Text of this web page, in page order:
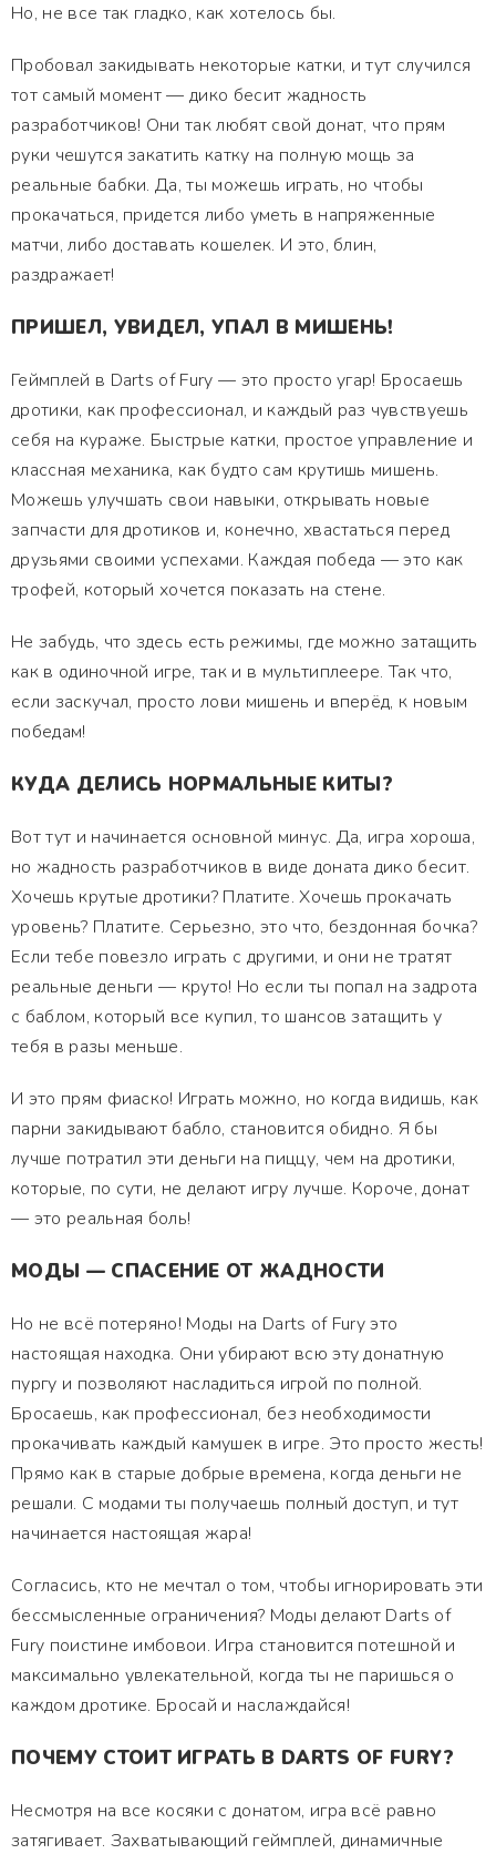
Но, не все так гладко, как хотелось бы.
Пробовал закидывать некоторые катки, и тут случился
тот самый момент — дико бесит жадность
разработчиков! Они так любят свой донат, что прям
руки чешутся закатить катку на полную мощь за
реальные бабки. Да, ты можешь играть, но чтобы
прокачаться, придется либо уметь в напряженные
матчи, либо доставать кошелек. И это, блин,
раздражает!
ПРИШЕЛ, УВИДЕЛ, УПАЛ В МИШЕНЬ!
Геймплей в Darts of Fury — это просто угар! Бросаешь
дротики, как профессионал, и каждый раз чувствуешь
себя на кураже. Быстрые катки, простое управление и
классная механика, как будто сам крутишь мишень.
Можешь улучшать свои навыки, открывать новые
запчасти для дротиков и, конечно, хвастаться перед
друзьями своими успехами. Каждая победа — это как
трофей, который хочется показать на стене.
Не забудь, что здесь есть режимы, где можно затащить
как в одиночной игре, так и в мультиплеере. Так что,
если заскучал, просто лови мишень и вперёд, к новым
победам!
КУДА ДЕЛИСЬ НОРМАЛЬНЫЕ КИТЫ?
Вот тут и начинается основной минус. Да, игра хороша,
но жадность разработчиков в виде доната дико бесит.
Хочешь крутые дротики? Платите. Хочешь прокачать
уровень? Платите. Серьезно, это что, бездонная бочка?
Если тебе повезло играть с другими, и они не тратят
реальные деньги — круто! Но если ты попал на задрота
с баблом, который все купил, то шансов затащить у
тебя в разы меньше.
И это прям фиаско! Играть можно, но когда видишь, как
парни закидывают бабло, становится обидно. Я бы
лучше потратил эти деньги на пиццу, чем на дротики,
которые, по сути, не делают игру лучше. Короче, донат
— это реальная боль!
МОДЫ — СПАСЕНИЕ ОТ ЖАДНОСТИ
Но не всё потеряно! Моды на Darts of Fury это
настоящая находка. Они убирают всю эту донатную
пургу и позволяют насладиться игрой по полной.
Бросаешь, как профессионал, без необходимости
прокачивать каждый камушек в игре. Это просто жесть!
Прямо как в старые добрые времена, когда деньги не
решали. С модами ты получаешь полный доступ, и тут
начинается настоящая жара!
Согласись, кто не мечтал о том, чтобы игнорировать эти
бессмысленные ограничения? Моды делают Darts of
Fury поистине имбовои. Игра становится потешной и
максимально увлекательной, когда ты не паришься о
каждом дротике. Бросай и наслаждайся!
ПОЧЕМУ СТОИТ ИГРАТЬ В DARTS OF FURY?
Несмотря на все косяки с донатом, игра всё равно
затягивает. Захватывающий геймплей, динамичные